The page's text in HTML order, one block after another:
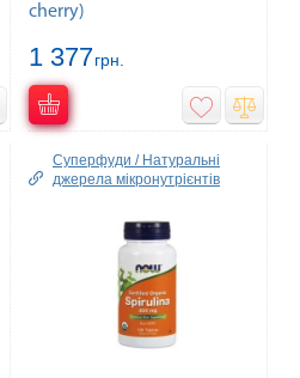
cherry)
1 377грн.
Суперфуди / Натуральні
джерела мікронутрієнтів